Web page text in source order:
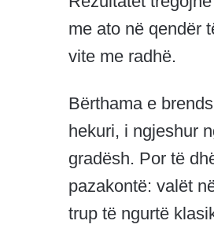
me ato në qendër
vite me radhë.
Bërthama e
hekuri, i ngjeshur
gradësh. Por të
pazakontë: valët
trup të ngurtë